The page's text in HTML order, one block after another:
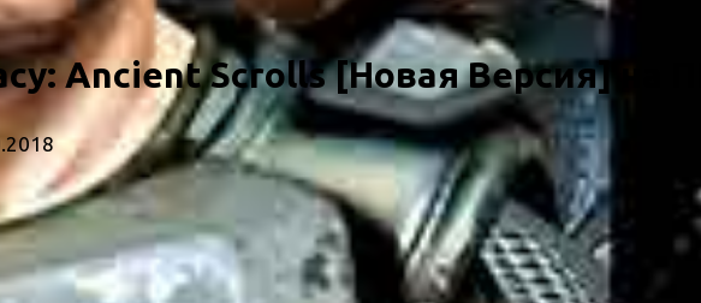
Ancient Scrolls [Новая Версия] на ПК